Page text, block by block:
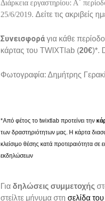
Διάρκεια εργαστηρίου: Α΄
25/6/2019. Δείτε τις ακριβείς
Συνεισφορά για κάθε
κάρτας του TWIXTlab (20€)*.
Φωτογραφία: Δημήτρης
*Από φέτος το twixtlab προτείνει την
των δραστηριότητων μας. Η κάρτα
κλείσιμο θέσης κατά προτεραιότητα σε
εκδηλώσεων
Για δηλώσεις συμμετοχής
στείλτε μήνυμα στη σελίδα